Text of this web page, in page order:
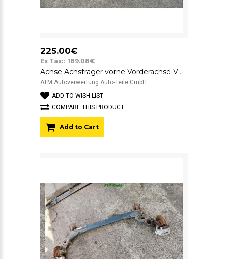
225.00€
Ex Tax:: 189.08€
Achse Achsträger vorne Vorderachse VW Käfer Beetle
ATM Autoverwertung Auto-Teile GmbH ..
ADD TO WISH LIST
COMPARE THIS PRODUCT
Add to Cart